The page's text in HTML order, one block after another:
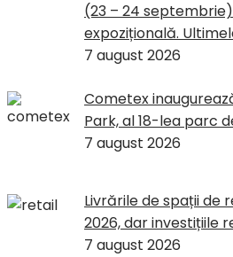
(23 – 24
expozițională.
7 august 2026
Cometex
Park, al 18-lea parc
7 august 2026
Livrările de spații de
2026, dar investițiile
7 august 2026